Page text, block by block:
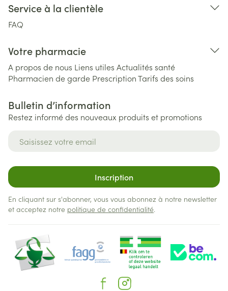
Service à la clientèle
FAQ
Votre pharmacie
A propos de nous Liens utiles Actualités santé
Pharmacien de garde PrescriptionTarifs des soins
Bulletin d’information
Restez informé des nouveaux produits et promotions
Inscription
En cliquant sur s'abonner, vous vous abonnez à notre newsletter
et acceptez notre politique de confidentialité.